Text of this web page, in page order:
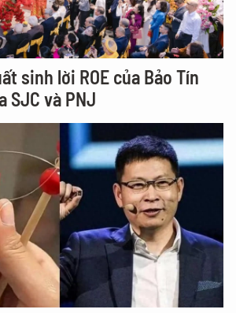
sinh lời ROE của Bảo Tín
SJC và PNJ